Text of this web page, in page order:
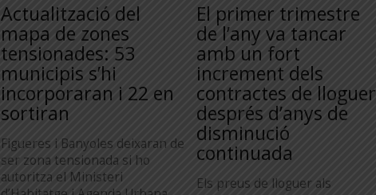
Actualització del
mapa de zones
tensionades: 53
municipis s’hi
incorporaran i 22 en
sortiran
Figueres i Banyoles deixaran de
ser zona tensionada si ho
autoritza el Ministeri
El primer trimestre
de l’any va tancar
amb un fort
increment dels
contractes de lloguer
després d’anys de
disminució
continuada
Els preus de lloguer als